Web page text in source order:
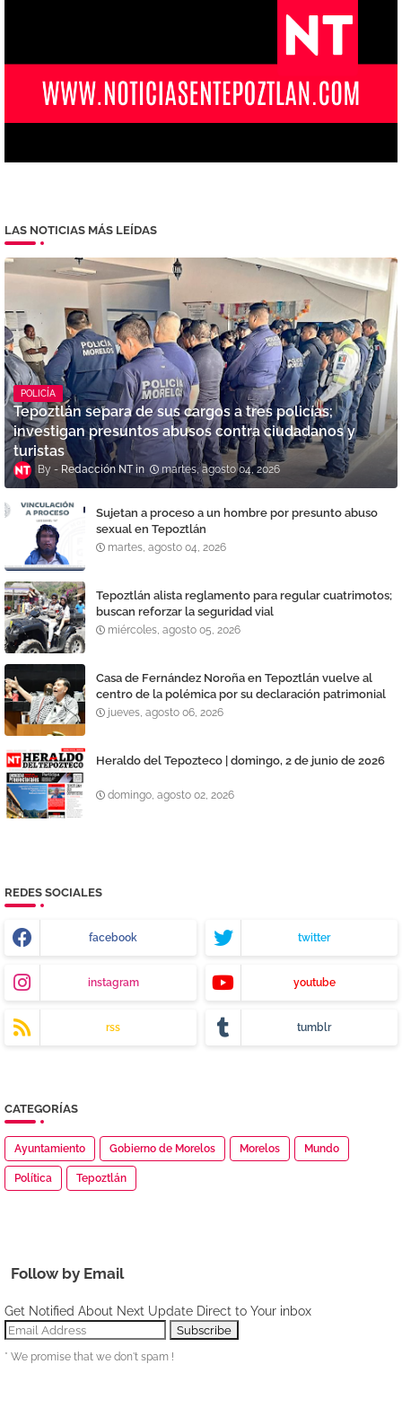
LAS NOTICIAS MÁS LEÍDAS
POLICÍA
Tepoztlán separa de sus cargos a tres policías;
investigan presuntos abusos contra ciudadanos y
turistas
Redacción NT martes, agosto 04, 2026
Sujetan a proceso a un hombre por presunto abuso
sexual en Tepoztlán
martes, agosto 04, 2026
Tepoztlán alista reglamento para regular cuatrimotos;
buscan reforzar la seguridad vial
miércoles, agosto 05, 2026
Casa de Fernández Noroña en Tepoztlán vuelve al
centro de la polémica por su declaración patrimonial
jueves, agosto 06, 2026
Heraldo del Tepozteco | domingo, 2 de junio de 2026
domingo, agosto 02, 2026
REDES SOCIALES
facebook twitter
instagram youtube
rss tumblr
CATEGORÍAS
Ayuntamiento Gobierno de Morelos Morelos Mundo
Política Tepoztlán
Follow by Email
Get Notified About Next Update Direct to Your inbox
* We promise that we don't spam !